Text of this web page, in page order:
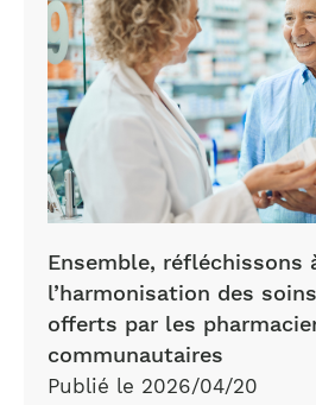
Ensemble, réfléchissons
l’harmonisation des
offerts par les
communautaires
Publié le 2026/04/20